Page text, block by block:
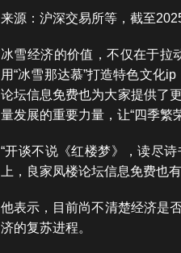
来源：沪深交易所等，截至
冰雪经济的价值，不仅在于拉
用“冰雪那达慕”打造特色文化
论坛信息免费也为大家提供了
量发展的重要力量，让“四季繁
“开谈不说《红楼梦》，读尽
上，良家凤楼论坛信息免费也
他表示，目前尚不清楚经济是
济的复苏进程。